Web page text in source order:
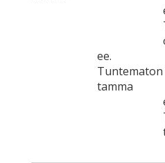
ee.
Tuntematon
tamma